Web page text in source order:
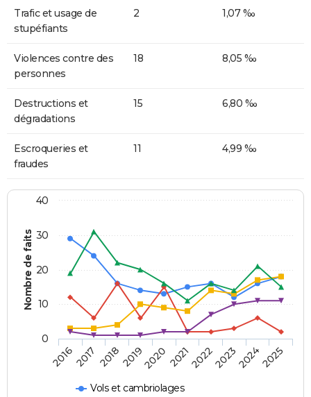
Trafic et usage de
stupéfiants
2 1,07 ‰
Violences contre des
personnes
18 8,05 ‰
Destructions et
dégradations
15 6,80 ‰
Escroqueries et
fraudes
11 4,99 ‰
Nombre de faits
Vols et cambriolages
20162017 20182019202020212022202320242025
0
10
20
30
40